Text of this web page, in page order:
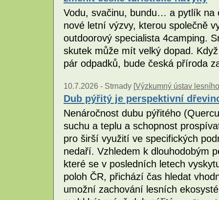
Vodu, svačinu, bundu… a pytlík na
nové letní výzvy, kterou společně
outdoorový specialista 4camping.
skutek může mít velký dopad.
pár odpadků, bude česká příroda
10.7.2026 - Strnady [Výzkumný ústav
Dub pýřitý je perspektivní
Nenáročnost dubu pýřitého
suchu a teplu a schopnost
pro širší využití ve specifických
nedaří. Vzhledem k dlouhodobým
které se v posledních letech
poloh ČR, přichází čas hledat
umožní zachování lesních